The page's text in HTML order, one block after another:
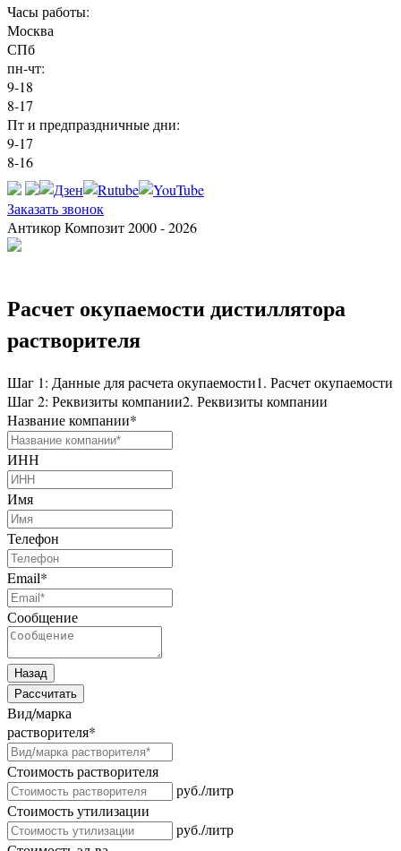
Часы работы:
Москва
СПб
пн-чт:
9-18
8-17
Пт и предпраздничные дни:
9-17
8-16
Заказать звонок
Антикор Композит 2000 - 2026
Расчет окупаемости дистиллятора
растворителя
Шаг 1: Данные для расчета окупаемости1. Расчет окупаемости
Шаг 2: Реквизиты компании2. Реквизиты компании
Название компании*
ИНН
Имя
Телефон
Email*
Сообщение
Назад
Рассчитать
Вид/марка
растворителя*
Стоимость растворителя
руб./литр
Стоимость утилизации
руб./литр